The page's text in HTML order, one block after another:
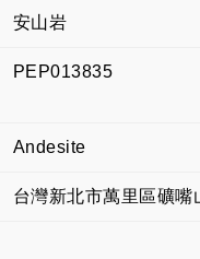
安山岩
PEP013835
Andesite
台灣新北市萬里區礦嘴